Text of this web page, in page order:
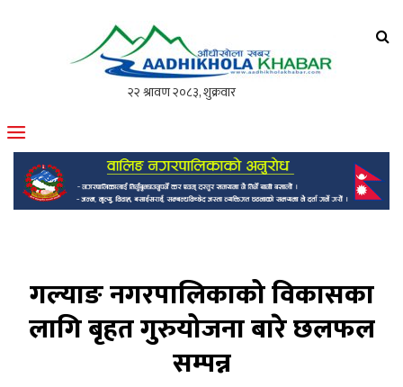
मोफसलकै लोकप्रिय अनलाइन पत्रिका
गल्याङ नगरपालिकाको विकासका
लागि बृहत गुरुयोजना बारे छलफल
सम्पन्न